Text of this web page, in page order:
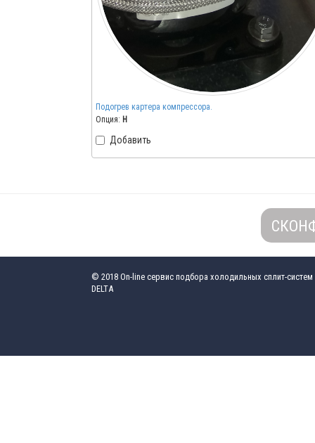
Подогрев картера компрессора.
Опция: H
Добавить
© 2018 On-line сервис подбора холодильных сплит-систем
DELTA